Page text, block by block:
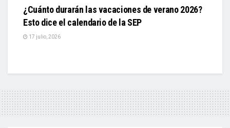
¿Cuánto durarán las vacaciones de verano 2026?
Esto dice el calendario de la SEP
17 julio, 2026